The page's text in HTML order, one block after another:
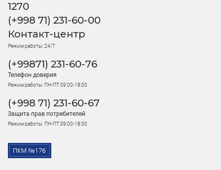
1270
(+998 71) 231-60-00
Контакт-центр
Режим работы: 24/7
(+99871) 231-60-76
Телефон доверия
Режим работы: ПН-ПТ 09:00-18:00
(+998 71) 231-60-67
Защита прав потребителей
Режим работы: ПН-ПТ 09:00-18:00